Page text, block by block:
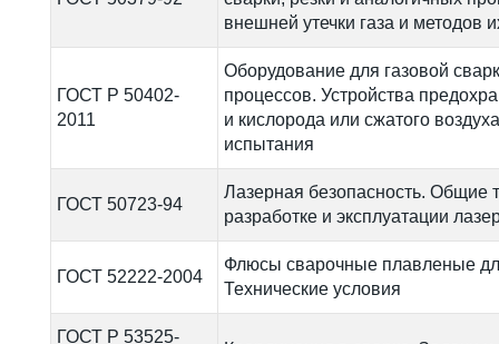
внешней утечки газа и методов
ГОСТ Р 50402-
2011
Оборудование для газовой
процессов. Устройства
и кислорода или сжатого
испытания
ГОСТ 50723-94
Лазерная безопасность. Общие
разработке и эксплуатации
ГОСТ 52222-2004
Флюсы сварочные плавленые
Технические условия
ГОСТ Р 53525-